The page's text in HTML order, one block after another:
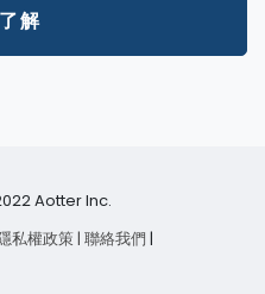
解
Aotter Inc.
私權政策| 聯絡我們 |